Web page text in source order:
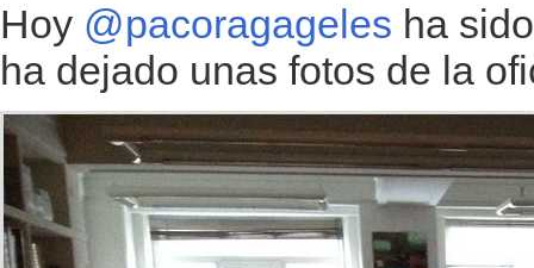
Hoy @pacoragageles ha
ha dejado unas fotos de la